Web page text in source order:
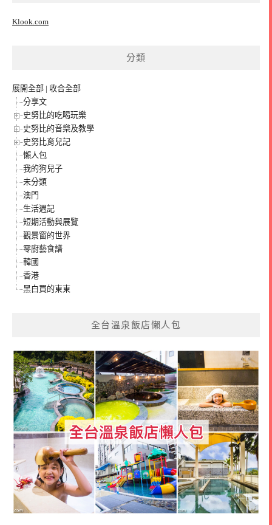
Klook.com
分類
展開全部 | 收合全部
分享文
史努比的吃喝玩樂
史努比的音樂及教學
史努比育兒記
懶人包
我的狗兒子
未分類
澳門
生活週記
短期活動與展覽
觀景窗的世界
零廚藝食譜
韓國
香港
黑白買的東東
全台溫泉飯店懶人包